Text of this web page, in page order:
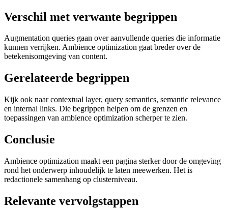
Verschil met verwante begrippen
Augmentation queries gaan over aanvullende queries die informatie
kunnen verrijken. Ambience optimization gaat breder over de
betekenisomgeving van content.
Gerelateerde begrippen
Kijk ook naar contextual layer, query semantics, semantic relevance
en internal links. Die begrippen helpen om de grenzen en
toepassingen van ambience optimization scherper te zien.
Conclusie
Ambience optimization maakt een pagina sterker door de omgeving
rond het onderwerp inhoudelijk te laten meewerken. Het is
redactionele samenhang op clusterniveau.
Relevante vervolgstappen